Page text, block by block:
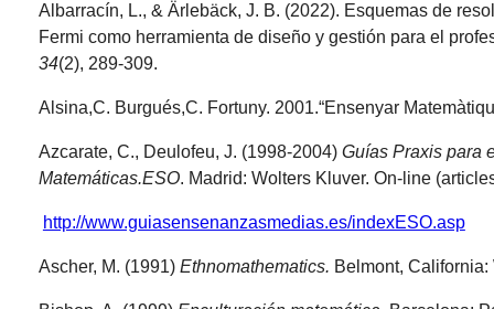
Albarracín, L., & Ärlebäck, J. B. (2022). Esquemas de
Fermi como herramienta de diseño y gestión para el
34(2), 289-309.
Alsina,C. Burgués,C. Fortuny. 2001.“Ensenyar
Azcarate, C., Deulofeu, J. (1998-2004) Guías Praxis para
Matemáticas.ESO. Madrid: Wolters Kluver. On-line
http://www.guiasensenanzasmedias.es/indexESO.asp
Ascher, M. (1991) Ethnomathematics. Belmont, California: